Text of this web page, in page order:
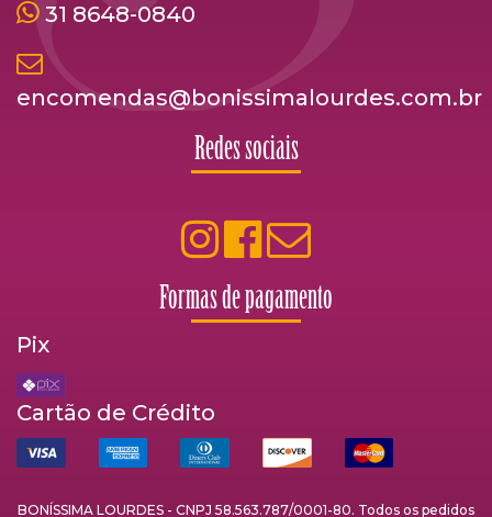
31 8648-0840
encomendas@bonissimalourdes.com.br
Redes sociais
Formas de pagamento
Pix
Cartão de Crédito
BONÍSSIMA LOURDES - CNPJ 58.563.787/0001-80. Todos os pedidos